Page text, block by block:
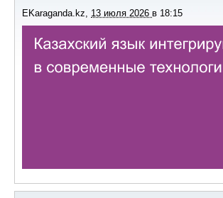
EKaraganda.kz, 13 июля 2026 в 18:15